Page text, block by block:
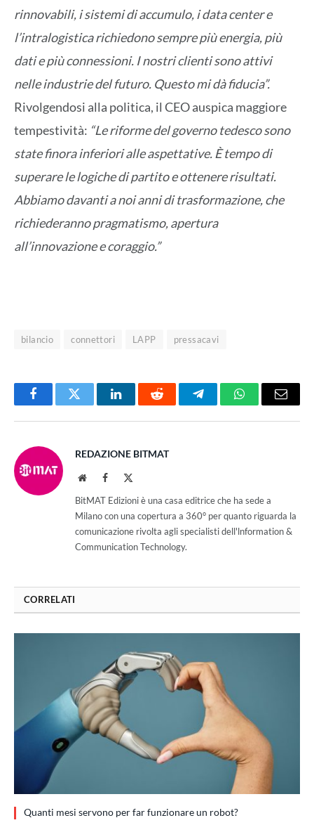
rinnovabili, i sistemi di accumulo, i data center e
l’intralogistica richiedono sempre più energia, più
dati e più connessioni. I nostri clienti sono attivi
nelle industrie del futuro. Questo mi dà fiducia”.
Rivolgendosi alla politica, il CEO auspica maggiore
tempestività: “Le riforme del governo tedesco sono
state finora inferiori alle aspettative. È tempo di
superare le logiche di partito e ottenere risultati.
Abbiamo davanti a noi anni di trasformazione, che
richiederanno pragmatismo, apertura
all’innovazione e coraggio.”
bilancio connettori LAPP pressacavi
FacebookTwitter LinkedInReddit TelegramWhatsAppEmail
REDAZIONE BITMAT
WebsiteFacebook
BitMAT Edizioni è una casa editrice che ha sede a
Milano con una copertura a 360° per quanto riguarda la
comunicazione rivolta agli specialisti dell'lnformation &
Communication Technology.
CORRELATI
Quanti mesi servono per far funzionare un robot?